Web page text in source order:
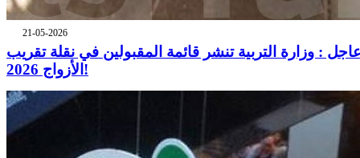
21-05-2026
: وزارة التربية تنشر قائمة المقبولين في نقلة تقريب
الأزواج 2026!